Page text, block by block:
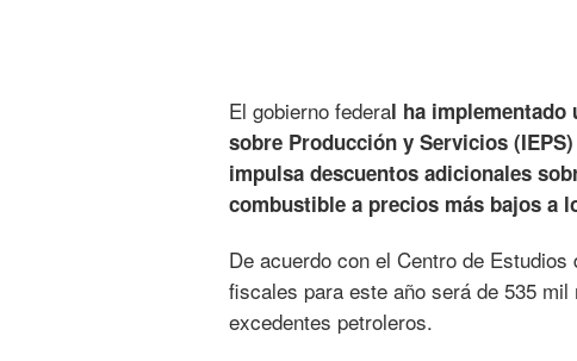
El gobierno federal ha implementado
sobre Producción y Servicios
impulsa descuentos adicionales
combustible a precios más bajos a
De acuerdo con el Centro de
fiscales para este año será de 535
excedentes petroleros.